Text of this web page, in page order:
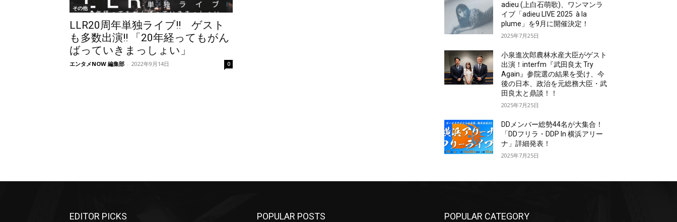
その他
LLR20周年単独ライブ!! ゲスト
も多数出演!! 「20年経ってもがん
ばっていきまっしょい」
エンタメNOW 編集部 - 2022年9月14日 0
adieu (上白石萌歌)、ワンマンラ
イブ「adieu LIVE 2025 à la
plume」を9月に開催決定！
2025年7月25日
小泉進次郎農林水産大臣がゲスト
出演！interfm『武田良太 Try
Again』参院選の結果を受け、今
後の日本、政治を元総務大臣・武
田良太と鼎談！！
2025年7月25日
DDメンバー総勢44名が大集合！
「DDフリラ・DDP In 横浜アリー
ナ」詳細発表！
2025年7月25日
EDITOR PICKS POPULAR POSTS POPULAR CATEGORY